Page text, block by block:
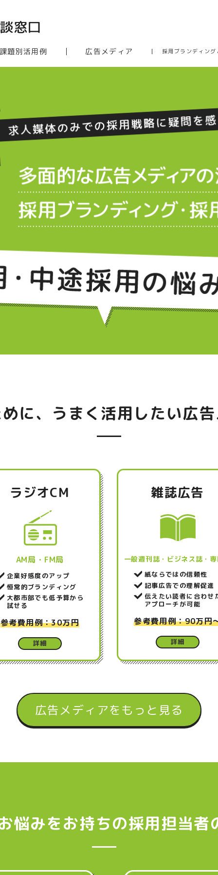
題別活用例 広告メディア 採用ブランディング
に、うまく活用したい広
ラジオCM
AM局・FM局
企業好感度のアップ
恒常的ブランディング
大都市部でも低予算から
試せる
参考費用例：30万円
詳細
雑誌広告
一般週刊誌・ビジネス誌・
紙ならではの信頼性
記事広告での理解促進
伝えたい読者に合わせ
アプローチが可能
参考費用例：90万円
詳細
広告メディアをもっと見る
悩みをお持ちの採用担当者